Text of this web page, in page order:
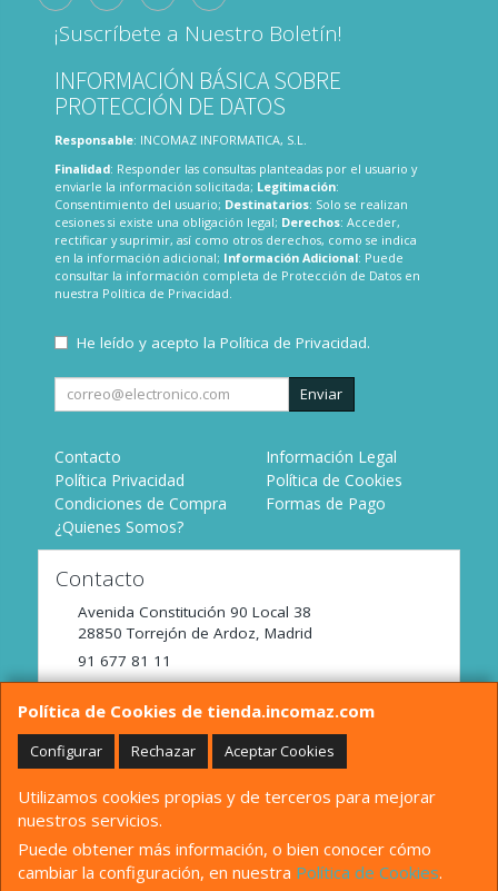
Política de Cookies de tienda.incomaz.com
Configurar Rechazar Aceptar Cookies
Utilizamos cookies propias y de terceros para mejorar
nuestros servicios.
Puede obtener más información, o bien conocer cómo
cambiar la configuración, en nuestra Política de Cookies.
¡Suscríbete a Nuestro Boletín!
INFORMACIÓN BÁSICA SOBRE
PROTECCIÓN DE DATOS
Responsable: INCOMAZ INFORMATICA, S.L.
Finalidad: Responder las consultas planteadas por el usuario y
enviarle la información solicitada; Legitimación:
Consentimiento del usuario; Destinatarios: Solo se realizan
cesiones si existe una obligación legal; Derechos: Acceder,
rectificar y suprimir, así como otros derechos, como se indica
en la información adicional; Información Adicional: Puede
consultar la información completa de Protección de Datos en
nuestra Política de Privacidad.
He leído y acepto la Política de Privacidad.
Enviar
Contacto
Información Legal
Política Privacidad
Política de Cookies
Condiciones de Compra
Formas de Pago
¿Quienes Somos?
Contacto
Avenida Constitución 90 Local 38
28850 Torrejón de Ardoz, Madrid
91 677 81 11
tienda@incomaz.com
Horario
De Lunes a Viernes de 9:00 a 14:00
, , , , España. - C.I.F.: B82680158 - Tfno: